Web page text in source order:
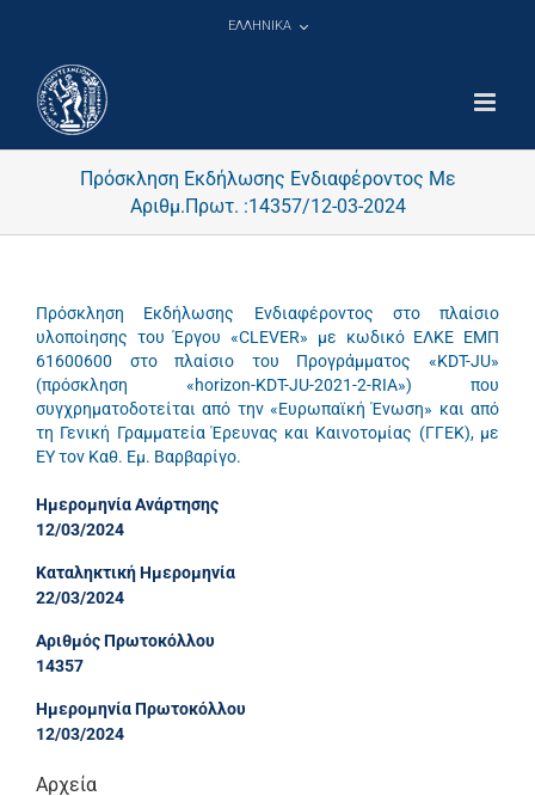
ΕΛΛΗΝΙΚΑ
Πρόσκληση Εκδήλωσης Ενδιαφέροντος Με
Αριθμ.Πρωτ. :14357/12-03-2024
Πρόσκληση Εκδήλωσης Ενδιαφέροντος στο πλαίσιο
υλοποίησης του Έργου «CLEVER» με κωδικό ΕΛΚΕ ΕΜΠ
61600600 στο πλαίσιο του Προγράμματος «KDT-JU»
(πρόσκληση «horizon-KDT-JU-2021-2-RIA») που
συγχρηματοδοτείται από την «Ευρωπαϊκή Ένωση» και από
τη Γενική Γραμματεία Έρευνας και Καινοτομίας (ΓΓΕΚ), με
ΕΥ τον Καθ. Εμ. Βαρβαρίγο.
Ημερομηνία Ανάρτησης
12/03/2024
Καταληκτική Ημερομηνία
22/03/2024
Αριθμός Πρωτοκόλλου
14357
Ημερομηνία Πρωτοκόλλου
12/03/2024
Αρχεία